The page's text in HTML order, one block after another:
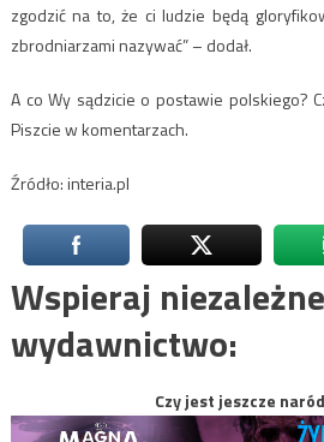
zgodzić na to, że ci ludzie będą
zbrodniarzami nazywać” – dodał.
A co Wy sądzicie o postawie polskiego?
Piszcie w komentarzach.
Źródło: interia.pl
Wspieraj niezależne
wydawnictwo:
Czy jest jeszcze